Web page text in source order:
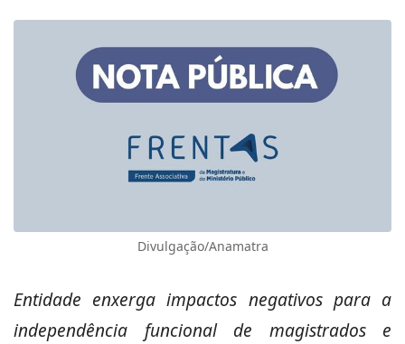
Divulgação/Anamatra
Entidade enxerga impactos negativos para a
independência funcional de magistrados e